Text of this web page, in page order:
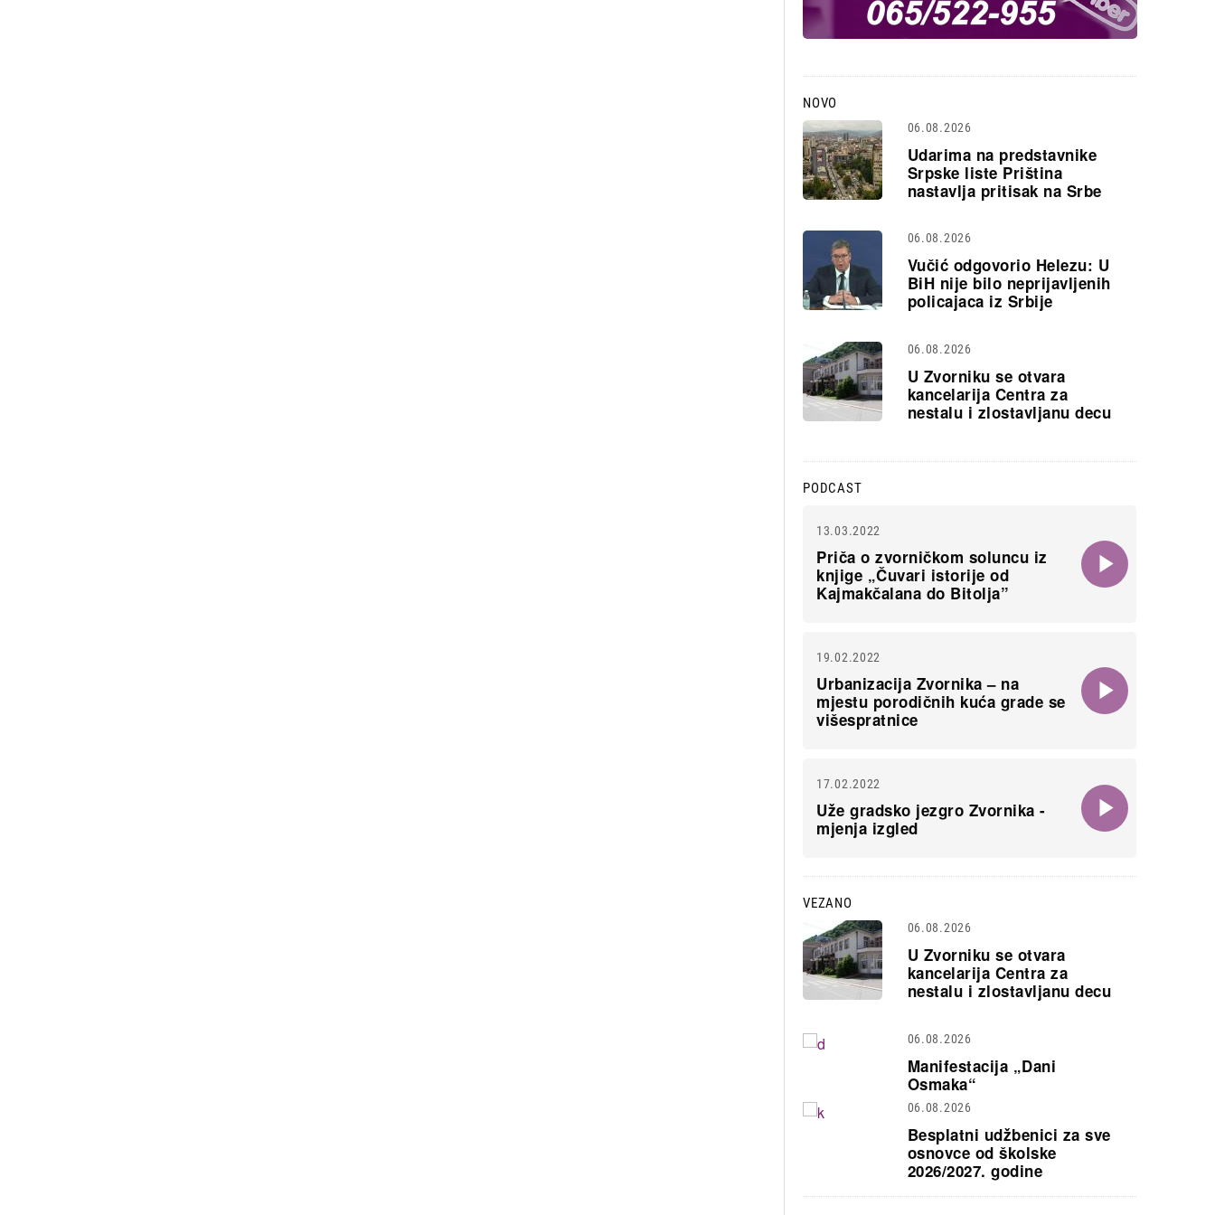
NOVO
06.08.2026
Udarima na predstavnike
Srpske liste Priština
nastavlja pritisak na Srbe
06.08.2026
Vučić odgovorio Helezu: U
BiH nije bilo neprijavljenih
policajaca iz Srbije
06.08.2026
U Zvorniku se otvara
kancelarija Centra za
nestalu i zlostavljanu decu
PODCAST
13.03.2022
Priča o zvorničkom soluncu iz
knjige „Čuvari istorije od
Kajmakčalana do Bitolja”
19.02.2022
Urbanizacija Zvornika – na
mjestu porodičnih kuća grade se
višespratnice
17.02.2022
Uže gradsko jezgro Zvornika -
mjenja izgled
VEZANO
06.08.2026
U Zvorniku se otvara
kancelarija Centra za
nestalu i zlostavljanu decu
06.08.2026
Manifestacija „Dani
Osmaka“
06.08.2026
Besplatni udžbenici za sve
osnovce od školske
2026/2027. godine